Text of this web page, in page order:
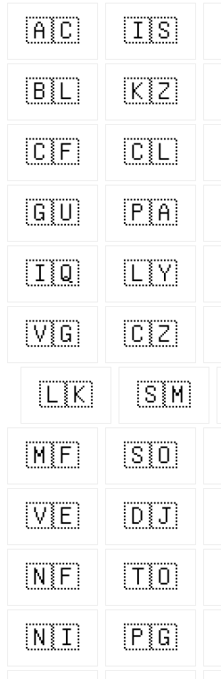
🇦🇨 🇮🇸
🇧🇱 🇰🇿
🇨🇫 🇨🇱
🇬🇺 🇵🇦
🇮🇶 🇱🇾
🇻🇬 🇨🇿
🇱🇰 🇸🇲
🇲🇫 🇸🇴
🇻🇪 🇩🇯
🇳🇫 🇹🇴
🇳🇮 🇵🇬